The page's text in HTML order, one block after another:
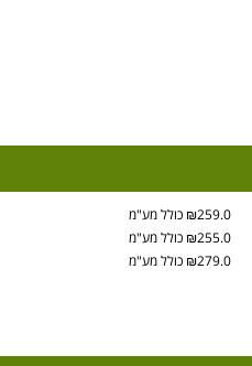
₪259.0 כולל מע"מ
₪255.0 כולל מע"מ
₪279.0 כולל מע"מ